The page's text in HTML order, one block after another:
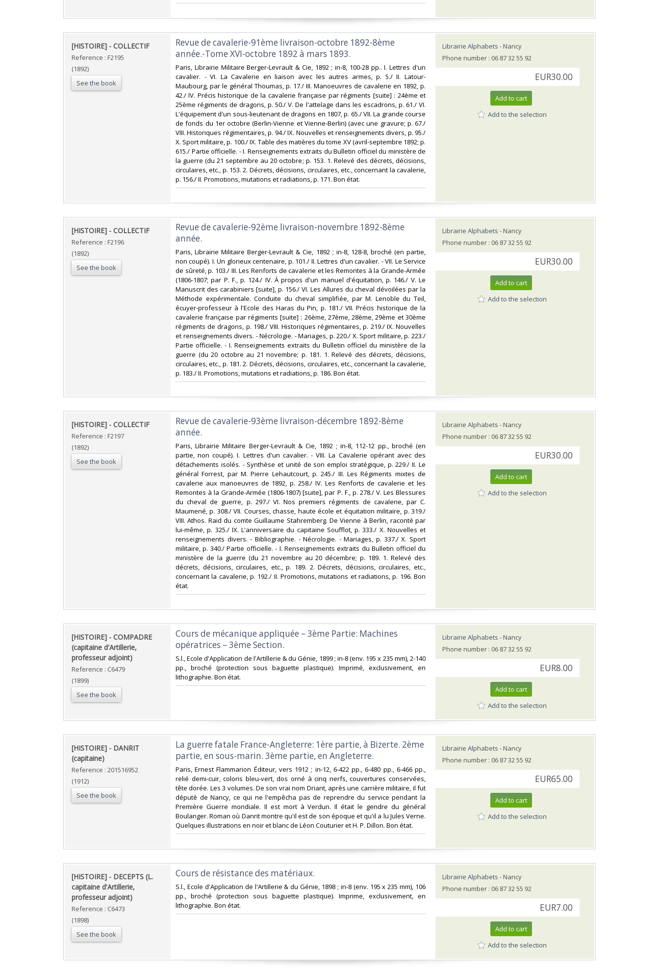
‎[HISTOIRE] - COLLECTIF‎
Reference : F2195
(1892)
See the book
‎Revue de cavalerie-91ème livraison-octobre 1892-8ème
année.-Tome XVI-octobre 1892 à mars 1893. ‎
‎Paris, Librairie Militaire Berger-Levrault & Cie, 1892 ; in-8, 100-28 pp.. I. Lettres d'un
cavalier. - VI. La Cavalerie en liaison avec les autres armes, p. 5./ II. Latour-
Maubourg, par le général Thoumas, p. 17./ III. Manoeuvres de cavalerie en 1892, p.
42./ IV. Précis historique de la cavalerie française par régiments [suite] : 24ème et
25ème régiments de dragons, p. 50./ V. De l'attelage dans les escadrons, p. 61./ VI.
L'équipement d'un sous-lieutenant de dragons en 1807, p. 65./ VII. La grande course
de fonds du 1er octobre (Berlin-Vienne et Vienne-Berlin) (avec une gravure; p. 67./
VIII. Historiques régimentaires, p. 94./ IX. Nouvelles et renseignements divers, p. 95./
X. Sport militaire, p. 100./ IX. Table des matières du tome XV (avril-septembre 1892; p.
615./ Partie officielle. - I. Renseignements extraits du Bulletin officiel du ministère de
la guerre (du 21 septembre au 20 octobre; p. 153. 1. Relevé des décrets, décisions,
circulaires, etc., p. 153. 2. Décrets, décisions, circulaires, etc., concernant la cavalerie,
p. 156./ II. Promotions, mutations et radiations, p. 171. Bon état.‎
Librairie Alphabets - Nancy
Phone number : 06 87 32 55 92
EUR30.00
Add to cart
Add to the selection
‎[HISTOIRE] - COLLECTIF‎
Reference : F2196
(1892)
See the book
‎Revue de cavalerie-92ème livraison-novembre 1892-8ème
année. ‎
‎Paris, Librairie Militaire Berger-Levrault & Cie, 1892 ; in-8, 128-8, broché (en partie,
non coupé). I. Un glorieux centenaire, p. 101./ II. Lettres d'un cavalier. - VII. Le Service
de sûreté, p. 103./ III. Les Renforts de cavalerie et les Remontes à la Grande-Armée
(1806-1807; par P. F., p. 124./ IV. À propos d'un manuel d'équitation, p. 146./ V. Le
Manuscrit des carabiniers [suite], p. 156./ VI. Les Allures du cheval dévoilées par la
Méthode expérimentale. Conduite du cheval simplifiée, par M. Lenoble du Teil,
écuyer-professeur à l'Ecole des Haras du Pin, p. 181./ VII. Précis historique de la
cavalerie française par régiments [suite] : 26ème, 27ème, 28ème, 29ème et 30ème
régiments de dragons, p. 198./ VIII. Historiques régimentaires, p. 219./ IX. Nouvelles
et renseignements divers. - Nécrologie. - Mariages, p. 220./ X. Sport militaire, p. 223./
Partie officielle. - I. Renseignements extraits du Bulletin officiel du ministère de la
guerre (du 20 octobre au 21 novembre; p. 181. 1. Relevé des décrets, décisions,
circulaires, etc., p. 181. 2. Décrets, décisions, circulaires, etc., concernant la cavalerie,
p. 183./ II. Promotions, mutations et radiations, p. 186. Bon état.‎
Librairie Alphabets - Nancy
Phone number : 06 87 32 55 92
EUR30.00
Add to cart
Add to the selection
‎[HISTOIRE] - COLLECTIF‎
Reference : F2197
(1892)
See the book
‎Revue de cavalerie-93ème livraison-décembre 1892-8ème
année. ‎
‎Paris, Librairie Militaire Berger-Levrault & Cie, 1892 ; in-8, 112-12 pp., broché (en
partie, non coupé). I. Lettres d'un cavalier. - VIII. La Cavalerie opérant avec des
détachements isolés. - Synthèse et unité de son emploi stratégique, p. 229./ II. Le
général Forrest, par M. Pierre Lehautcourt, p. 245./ III. Les Régiments mixtes de
cavalerie aux manoeuvres de 1892, p. 258./ IV. Les Renforts de cavalerie et les
Remontes à la Grande-Armée (1806-1807) [suite], par P. F., p. 278./ V. Les Blessures
du cheval de guerre, p. 297./ VI. Nos premiers régiments de cavalerie, par C.
Maumené, p. 308./ VII. Courses, chasse, haute école et équitation militaire, p. 319./
VIII. Athos. Raid du comte Guillaume Stahremberg. De Vienne à Berlin, raconté par
lui-même, p. 325./ IX. L'anniversaire du capitaine Soufflot, p. 333./ X. Nouvelles et
renseignements divers. - Bibliographie. - Nécrologie. - Mariages, p. 337./ X. Sport
militaire, p. 340./ Partie officielle. - I. Renseignements extraits du Bulletin officiel du
ministère de la guerre (du 21 novembre au 20 décembre; p. 189. 1. Relevé des
décrets, décisions, circulaires, etc., p. 189. 2. Décrets, décisions, circulaires, etc.,
concernant la cavalerie, p. 192./ II. Promotions, mutations et radiations, p. 196. Bon
état.‎
Librairie Alphabets - Nancy
Phone number : 06 87 32 55 92
EUR30.00
Add to cart
Add to the selection
‎[HISTOIRE] - COMPADRE
(capitaine d'Artillerie,
professeur adjoint)‎
Reference : C6479
(1899)
See the book
‎Cours de mécanique appliquée – 3ème Partie: Machines
opératrices – 3ème Section. ‎
‎S.l., Ecole d'Application de l'Artillerie & du Génie, 1899 ; in-8 (env. 195 x 235 mm), 2-140
pp., broché (protection sous baguette plastique). Imprimé, exclusivement, en
lithographie. Bon état.‎
Librairie Alphabets - Nancy
Phone number : 06 87 32 55 92
EUR8.00
Add to cart
Add to the selection
‎[HISTOIRE] - DANRIT
(capitaine)‎
Reference : 201516952
(1912)
See the book
‎La guerre fatale France-Angleterre: 1ère partie, à Bizerte. 2ème
partie, en sous-marin. 3ème partie, en Angleterre. ‎
‎Paris, Ernest Flammarion Éditeur, vers 1912 ; in-12, 6-422 pp., 6-480 pp., 6-466 pp.,
relié demi-cuir, coloris bleu-vert, dos orné à cinq nerfs, couvertures conservées,
tête dorée. Les 3 volumes. De son vrai nom Driant, après une carrière militaire, il fut
député de Nancy, ce qui ne l'empêcha pas de reprendre du service pendant la
Première Guerre mondiale. Il est mort à Verdun. Il était le gendre du général
Boulanger. Roman où Danrit montre qu'il est de son époque et qu'il a lu Jules Verne.
Quelques illustrations en noir et blanc de Léon Couturier et H. P. Dillon. Bon état.‎
Librairie Alphabets - Nancy
Phone number : 06 87 32 55 92
EUR65.00
Add to cart
Add to the selection
‎[HISTOIRE] - DECEPTS (L.
capitaine d'Artillerie,
professeur adjoint)‎
Reference : C6473
(1898)
See the book
‎Cours de résistance des matériaux. ‎
‎S.l., Ecole d'Application de l'Artillerie & du Génie, 1898 ; in-8 (env. 195 x 235 mm), 106
pp., broché (protection sous baguette plastique). Imprime, exclusivement, en
lithographie. Bon état.‎
Librairie Alphabets - Nancy
Phone number : 06 87 32 55 92
EUR7.00
Add to cart
Add to the selection